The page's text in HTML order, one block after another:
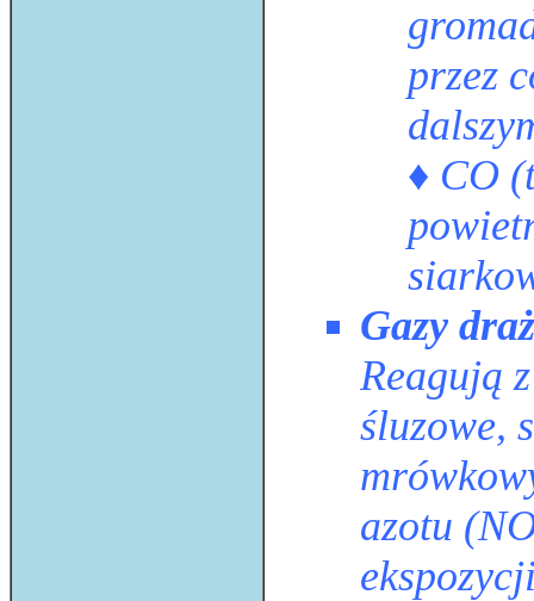
przez
♦ CO
Gazy
Reagują
śluzowe,
azotu